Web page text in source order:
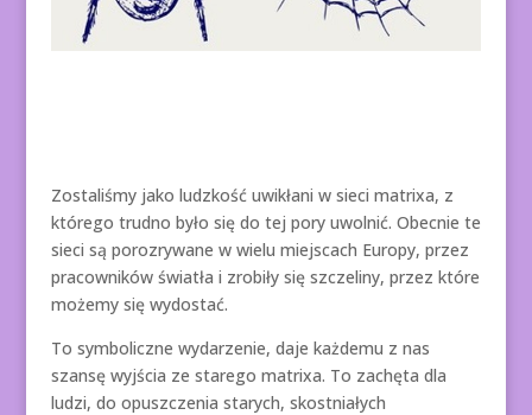
Zostaliśmy jako ludzkość uwikłani w sieci matrixa, z
którego trudno było się do tej pory uwolnić. Obecnie te
sieci są porozrywane w wielu miejscach Europy, przez
pracowników światła i zrobiły się szczeliny, przez które
możemy się wydostać.
To symboliczne wydarzenie, daje każdemu z nas
szansę wyjścia ze starego matrixa. To zachęta dla
ludzi, do opuszczenia starych, skostniałych